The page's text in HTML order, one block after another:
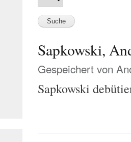
Sapkowski,
Gespeichert von
Sapkowski